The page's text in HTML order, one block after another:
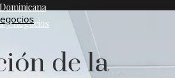
y negocios
de la